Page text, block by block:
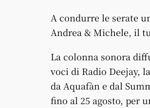
A condurre le serate
Andrea & Michele, il
La colonna sonora
voci di Radio Deejay,
da Aquafàn e dal
fino al 25 agosto, per